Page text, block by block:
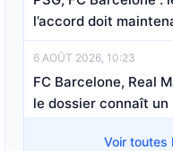
l’accord doit
6 AOÛT 2026, 10:23
FC Barcelone, Real
le dossier connaît un
Voir toutes